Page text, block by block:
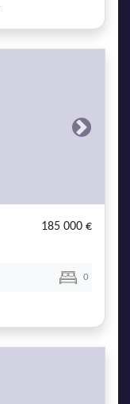
Next
185 000 €
0